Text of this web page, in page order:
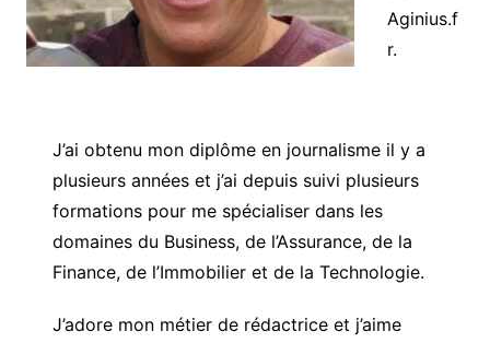
Aginius.f
r.
J’ai obtenu mon diplôme en journalisme il y a
plusieurs années et j’ai depuis suivi plusieurs
formations pour me spécialiser dans les
domaines du Business, de l’Assurance, de la
Finance, de l’Immobilier et de la Technologie.
J’adore mon métier de rédactrice et j’aime